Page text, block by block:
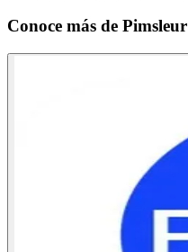
Conoce más de Pimsleur